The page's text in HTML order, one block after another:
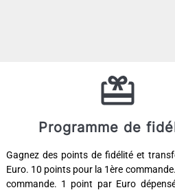
Programme de
Gagnez des points de fidélité et
Euro. 10 points pour la 1ère
commande. 1 point par Euro